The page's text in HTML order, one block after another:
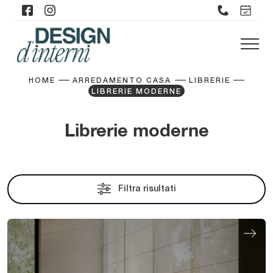
HOME ARREDAMENTO CASA
LIBRERIE
LIBRERIE MODERNE
Librerie moderne
Filtra risultati